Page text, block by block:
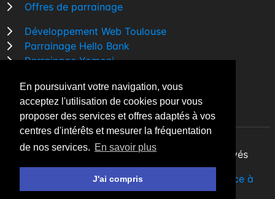
En poursuivant votre navigation, vous
acceptez l'utilisation de cookies pour vous
proposer des services et offres adaptés à vos
centres d'intérêts et mesurer la fréquentation
de nos services. En savoir plus
J'ai compris
Offres de parrainage
Développement Web Toulouse
Parrainage Hello Bank
Parrainage Yomoni
Comparatif banque
By Night v5.7.3| © 2026 - Tous droits réservés
par undéveloppeur Web Freelance à
Toulouse